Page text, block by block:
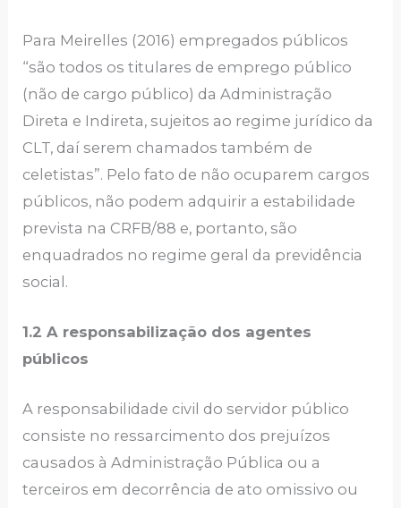
Para Meirelles (2016) empregados públicos
“são todos os titulares de emprego público
(não de cargo público) da Administração
Direta e Indireta, sujeitos ao regime jurídico da
CLT, daí serem chamados também de
celetistas”. Pelo fato de não ocuparem cargos
públicos, não podem adquirir a estabilidade
prevista na CRFB/88 e, portanto, são
enquadrados no regime geral da previdência
social.
1.2 A responsabilização dos agentes
públicos
A responsabilidade civil do servidor público
consiste no ressarcimento dos prejuízos
causados à Administração Pública ou a
terceiros em decorrência de ato omissivo ou